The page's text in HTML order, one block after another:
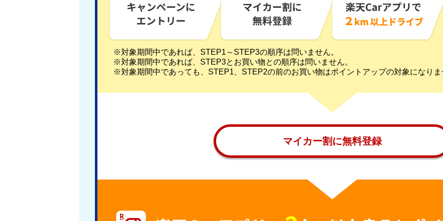
※対象期間中であれば、STEP1～STEP3の順序は問いません。
※対象期間中であれば、STEP3とお買い物との順序は問いません。
※対象期間中であっても、STEP1、STEP2の前のお買い物はポイントアップの対象になり
マイカー割に無料登録